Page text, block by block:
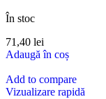
În stoc
71,40 lei
Adaugă în coș
Add to compare
Vizualizare rapidă